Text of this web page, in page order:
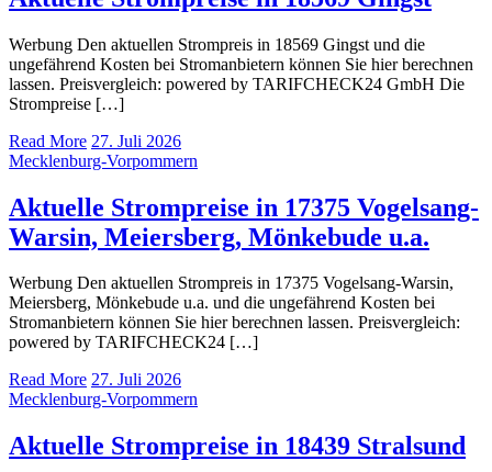
Werbung Den aktuellen Strompreis in 18569 Gingst und die
ungefährend Kosten bei Stromanbietern können Sie hier berechnen
lassen. Preisvergleich: powered by TARIFCHECK24 GmbH Die
Strompreise […]
Read More 27. Juli 2026
Mecklenburg-Vorpommern
Aktuelle Strompreise in 17375 Vogelsang-
Warsin, Meiersberg, Mönkebude u.a.
Werbung Den aktuellen Strompreis in 17375 Vogelsang-Warsin,
Meiersberg, Mönkebude u.a. und die ungefährend Kosten bei
Stromanbietern können Sie hier berechnen lassen. Preisvergleich:
powered by TARIFCHECK24 […]
Read More 27. Juli 2026
Mecklenburg-Vorpommern
Aktuelle Strompreise in 18439 Stralsund